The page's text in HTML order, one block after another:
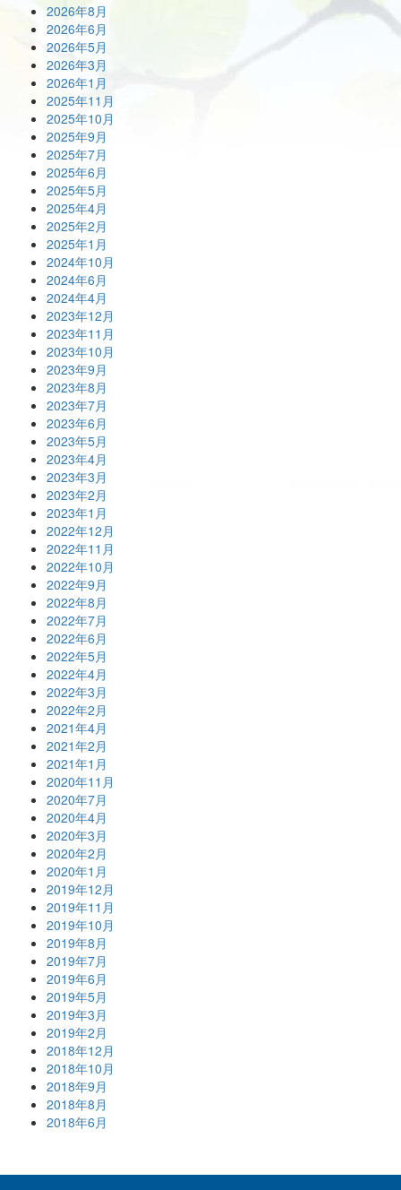
2026年8月
2026年6月
2026年5月
2026年3月
2026年1月
2025年11月
2025年10月
2025年9月
2025年7月
2025年6月
2025年5月
2025年4月
2025年2月
2025年1月
2024年10月
2024年6月
2024年4月
2023年12月
2023年11月
2023年10月
2023年9月
2023年8月
2023年7月
2023年6月
2023年5月
2023年4月
2023年3月
2023年2月
2023年1月
2022年12月
2022年11月
2022年10月
2022年9月
2022年8月
2022年7月
2022年6月
2022年5月
2022年4月
2022年3月
2022年2月
2021年4月
2021年2月
2021年1月
2020年11月
2020年7月
2020年4月
2020年3月
2020年2月
2020年1月
2019年12月
2019年11月
2019年10月
2019年8月
2019年7月
2019年6月
2019年5月
2019年3月
2019年2月
2018年12月
2018年10月
2018年9月
2018年8月
2018年6月